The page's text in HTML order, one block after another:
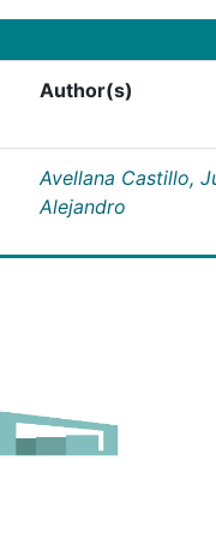
Author(s)
Avellana Castillo,
Alejandro